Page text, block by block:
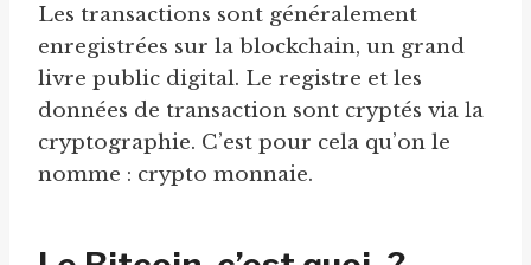
Les transactions sont généralement
enregistrées sur la blockchain, un grand
livre public digital. Le registre et les
données de transaction sont cryptés via la
cryptographie. C’est pour cela qu’on le
nomme : crypto monnaie.